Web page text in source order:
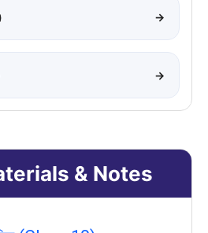
→
→
& Notes